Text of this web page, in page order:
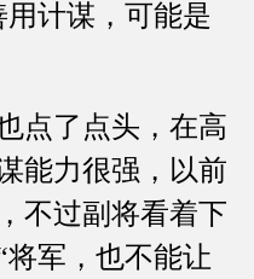
计谋，可能是
了点头，在高
能力很强，以前
不过副将看着下
军，也不能让